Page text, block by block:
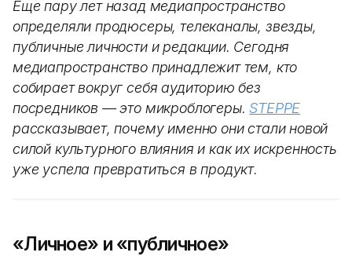
Еще пару лет назад медиапространство
определяли продюсеры, телеканалы, звезды,
публичные личности и редакции. Сегодня
медиапространство принадлежит тем, кто
собирает вокруг себя аудиторию без
посредников — это микроблогеры. STEPPE
рассказывает, почему именно они стали новой
силой культурного влияния и как их искренность
уже успела превратиться в продукт.
«Личное» и «публичное»